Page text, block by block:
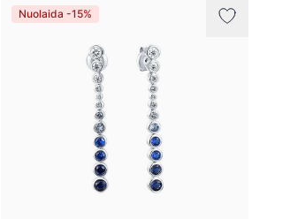
Nuolaida -15%